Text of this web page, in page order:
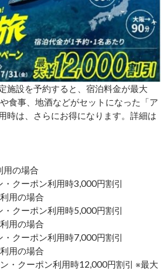
施設を予約すると、宿泊料金が最大
食事、地酒などがセットになった「ア
時は、さらにお得になります。詳細は
用の場合
クーポン利用時3,000円割引
用の場合
クーポン利用時5,000円割引
用の場合
クーポン利用時7,000円割引
用の場合
・クーポン利用時12,000円割引 ※最大